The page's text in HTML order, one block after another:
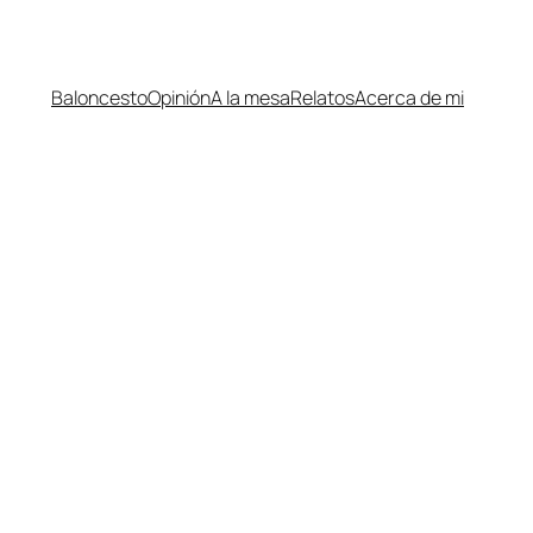
BaloncestoOpiniónA la mesaRelatosAcerca de mi